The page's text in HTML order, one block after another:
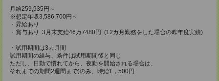
月給259,935円～
※想定年収3,586,700円～
・昇給あり
・賞与あり 3月末支給46万7480円 (12カ月勤務をした場合の昨年度実績)
・試用期間は3カ月間
試用期間の給与、条件は試用期間後と同じ
ただし、日勤で慣れてから、夜勤を開始される場合は、
それまでの期間2週間まで)のみ、時給1，500円